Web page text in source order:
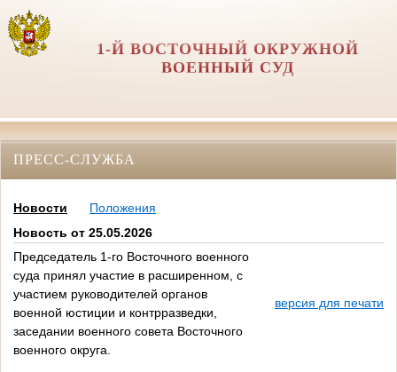
1-Й ВОСТОЧНЫЙ ОКРУЖНОЙ
ВОЕННЫЙ СУД
ПРЕСС-СЛУЖБА
Новости
Положения
Новость от 25.05.2026
Председатель 1-го Восточного военного
суда принял участие в расширенном, с
участием руководителей органов
военной юстиции и контрразведки,
заседании военного совета Восточного
военного округа.
версия для печати